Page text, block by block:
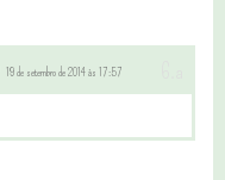
19 de setembro de 2014 às 17:57